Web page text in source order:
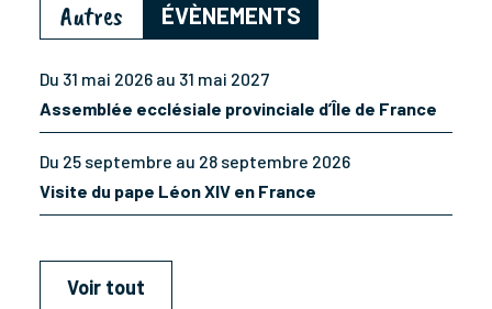
Autres ÉVÈNEMENTS
Du 31 mai 2026 au 31 mai 2027
Assemblée ecclésiale provinciale d’Île de France
Du 25 septembre au 28 septembre 2026
Visite du pape Léon XIV en France
Voir tout